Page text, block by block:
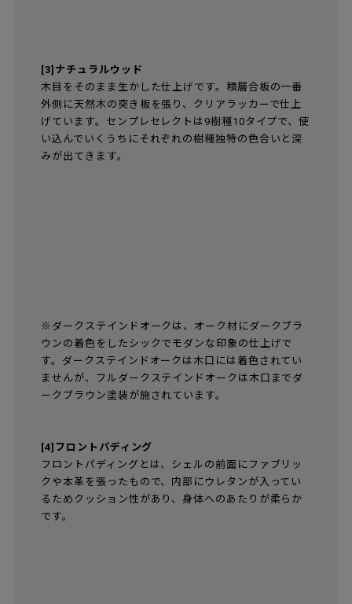
16 NEW CAREFULLY CURATED COLOURS
変わりました。雑誌の編集者、ギャラリスト、起業家
としての経歴を持つイタリア生まれのカルラ・ソッツ
ァーニのディレクションで生まれた16色のシェルカラ
ーは、天然素材を美しく見せることはもちろん、さま
ざまな色の組み合わせによって互いの魅力を引き立て